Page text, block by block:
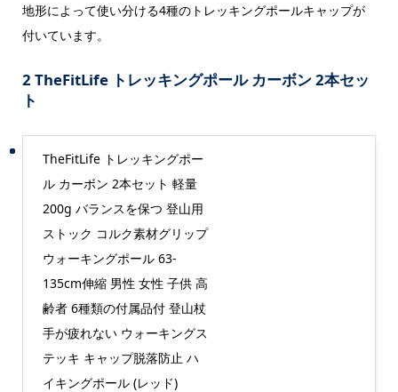
地形によって使い分ける4種のトレッキングポールキャップが
付いています。
2 TheFitLife トレッキングポール カーボン 2本セッ
ト
TheFitLife トレッキングポー
ル カーボン 2本セット 軽量
200g バランスを保つ 登山用
ストック コルク素材グリップ
ウォーキングポール 63-
135cm伸縮 男性 女性 子供 高
齢者 6種類の付属品付 登山杖
手が疲れない ウォーキングス
テッキ キャップ脱落防止 ハ
イキングポール (レッド)